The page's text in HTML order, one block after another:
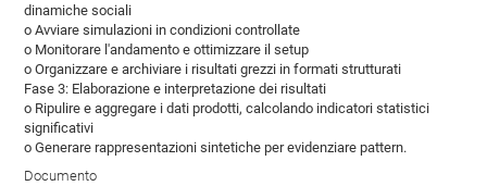
dinamiche sociali
o Avviare simulazioni in condizioni controllate
o Monitorare l'andamento e ottimizzare il setup
o Organizzare e archiviare i risultati grezzi in formati strutturati
Fase 3: Elaborazione e interpretazione dei risultati
o Ripulire e aggregare i dati prodotti, calcolando indicatori statistici
significativi
o Generare rappresentazioni sintetiche per evidenziare pattern.
Documento